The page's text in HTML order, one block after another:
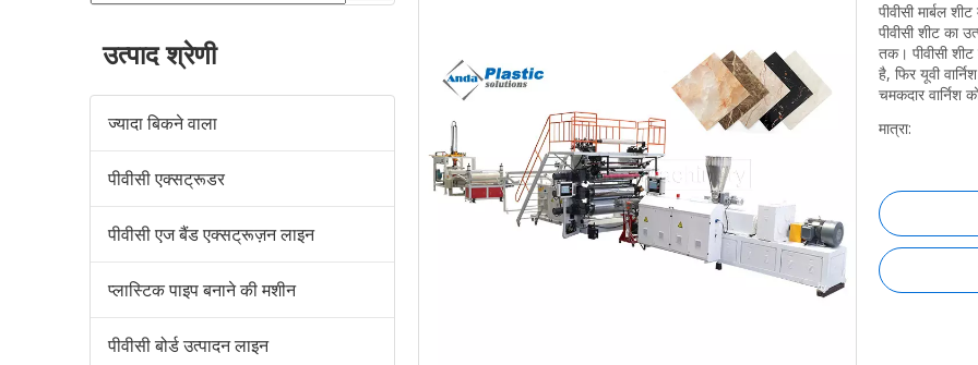
उत्पाद श्रेणी
ज्यादा बिकने वाला
पीवीसी एक्सट्रूडर
पीवीसी एज बैंड एक्सट्रूज़न लाइन
प्लास्टिक पाइप बनाने की मशीन
पीवीसी बोर्ड उत्पादन लाइन
पीवीसी मार्बल
पीवीसी शीट का
तक। पीवीसी शीट
है, फिर यूवी
चमकदार वार्निश
मात्रा: